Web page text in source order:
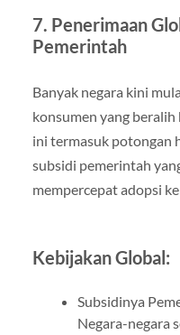
7. Penerimaan
Pemerintah
Banyak negara kini
konsumen yang
ini termasuk potongan
subsidi pemerintah
mempercepat adopsi
Kebijakan Global:
Subsidinya
Negara-negara